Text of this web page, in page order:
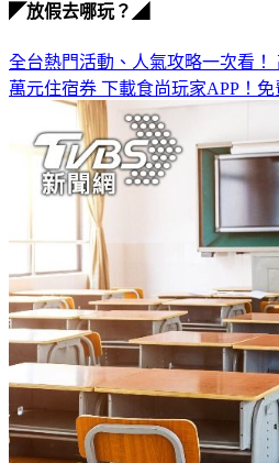
◤放假去哪玩？◢
全台熱門活動、人氣攻略一次看！
萬元住宿券 下載食尚玩家APP！